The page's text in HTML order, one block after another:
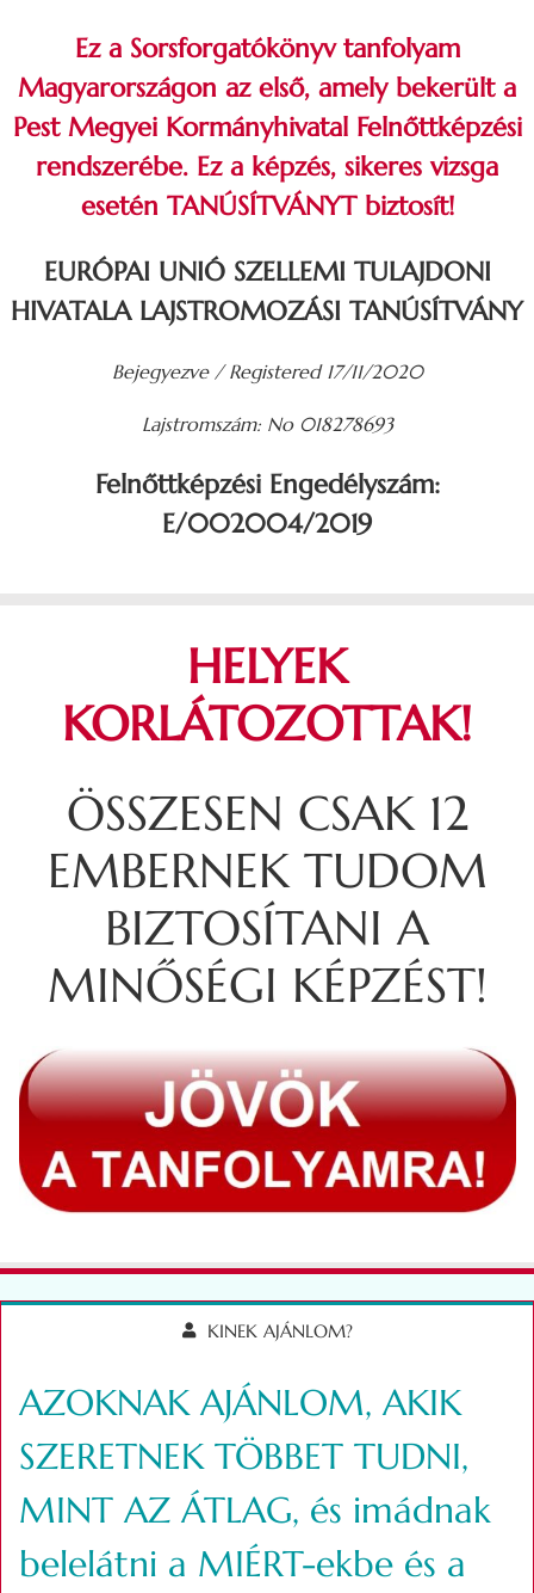
Ez a Sorsforgatókönyv tanfolyam
Magyarországon az első, amely bekerült a
Pest Megyei Kormányhivatal Felnőttképzési
rendszerébe. Ez a képzés, sikeres vizsga
esetén TANÚSÍTVÁNYT biztosít!
EURÓPAI UNIÓ SZELLEMI TULAJDONI
HIVATALA LAJSTROMOZÁSI TANÚSÍTVÁNY
Bejegyezve / Registered 17/11/2020
Lajstromszám: No 018278693
Felnőttképzési Engedélyszám:
E/002004/2019
HELYEK
KORLÁTOZOTTAK!
ÖSSZESEN CSAK 12
EMBERNEK TUDOM
BIZTOSÍTANI A
MINŐSÉGI KÉPZÉST!
KINEK AJÁNLOM?
AZOKNAK AJÁNLOM, AKIK
SZERETNEK TÖBBET TUDNI,
MINT AZ ÁTLAG, és imádnak
belelátni a MIÉRT-ekbe és a